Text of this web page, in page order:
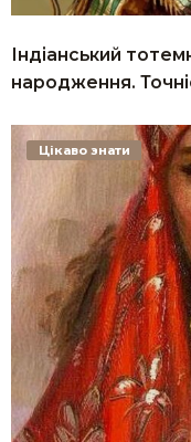
Індіанський
народження.
Цікаво знати